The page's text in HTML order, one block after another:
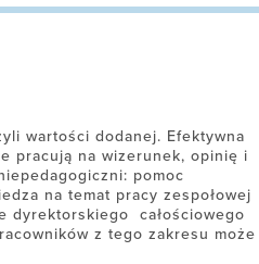
wartości dodanej. Efektywna
pracują na wizerunek, opinię i
pomoc
na temat pracy zespołowej
dyrektorskiego całościowego
z tego zakresu może